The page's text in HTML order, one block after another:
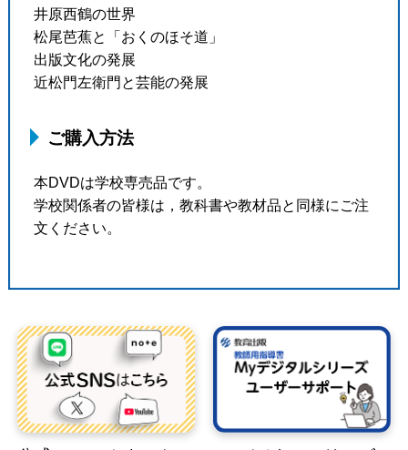
井原西鶴の世界
松尾芭蕉と「おくのほそ道」
出版文化の発展
近松門左衛門と芸能の発展
ご購入方法
本DVDは学校専売品です。
学校関係者の皆様は，教科書や教材品と同様にご注
文ください。